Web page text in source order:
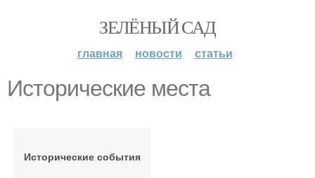
ЗЕЛЁНЫЙ САД
главная новости статьи
Исторические места
Исторические события